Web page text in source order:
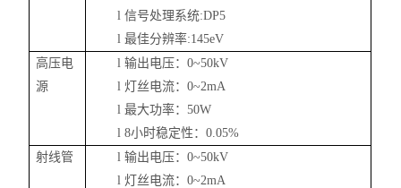
l信号处理系统:DP5
l最佳分辨率:145eV
高压电
源
l输出电压：0~50kV
l 灯丝电流：0~2mA
l最大功率：50W
l8小时稳定性：0.05%
射线管
l输出电压：0~50kV
l 灯丝电流：0~2mA